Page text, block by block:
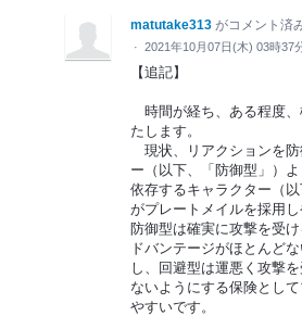
matutake313 がコメント済
· 2021年10月07日(木) 03時37
【追記】
時間が経ち、ある程度
たします。
現状、リアクションを防
ー（以下、「防御型」）
依存するキャラクター（
がプレートメイルを採用
防御型は確実に攻撃を受
ドバンテージがほとんど
し、回避型は運悪く攻撃
ないようにする保険とし
やすいです。